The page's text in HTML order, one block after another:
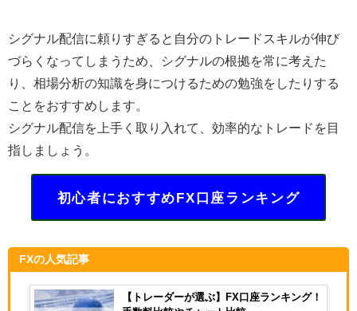
シグナル配信に頼りすぎると自分のトレードスキルが伸び
づらくなってしまうため、シグナルの根拠を常に考えた
り、相場分析の知識を身につけるための勉強をしたりする
ことをおすすめします。
シグナル配信を上手く取り入れて、効率的なトレードを目
指しましょう。
初心者におすすめFX口座ランキング
FXの人気記事
【トレーダーが選ぶ】FX口座ランキング！